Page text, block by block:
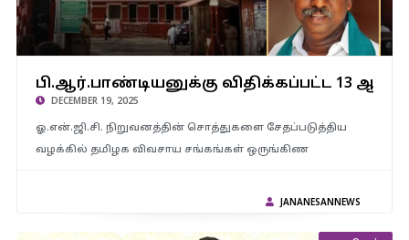
பி.ஆர்.பாண்டியனுக்கு விதிக்கப்பட்ட 13 ஆண்டுகள் சிறை தண்டனை
நிறுத்தி வைப்பு..!
பி.ஆர்.பாண்டியனுக்கு விதிக்கப்பட்ட 13
DECEMBER 19, 2025
ஓ.என்.ஜி.சி. நிறுவனத்தின் சொத்துகளை சேதப்படுத்திய
வழக்கில் தமிழக விவசாய சங்கங்கள் ஒருங்கிண
JANANESANNEWS